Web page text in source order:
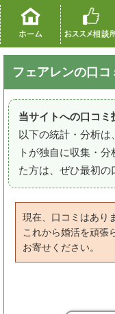
フェアレンの口コ
当サイトへの口コミ
以下の統計・分析は
トが独自に収集・
た方は、ぜひ最初の
現在、口コミはあり
これから婚活を頑張
お寄せください。